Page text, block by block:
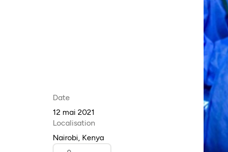
Date
12 mai 2021
Localisation
Nairobi, Kenya